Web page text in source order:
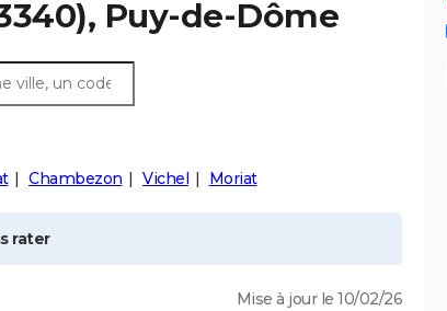
Puy-de-Dôme
Chambezon Vichel Moriat
rater
Mise à jour le 10/02/26